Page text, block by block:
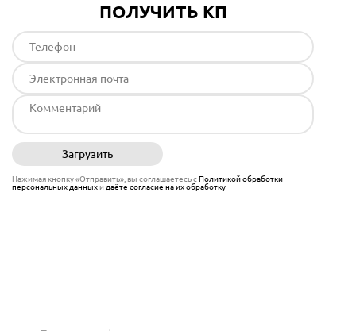
ПОЛУЧИТЬ КП
Загрузить
Нажимая кнопку «Отправить», вы соглашаетесь сПолитикой обработки
персональных данныхи даёте согласие на их обработку